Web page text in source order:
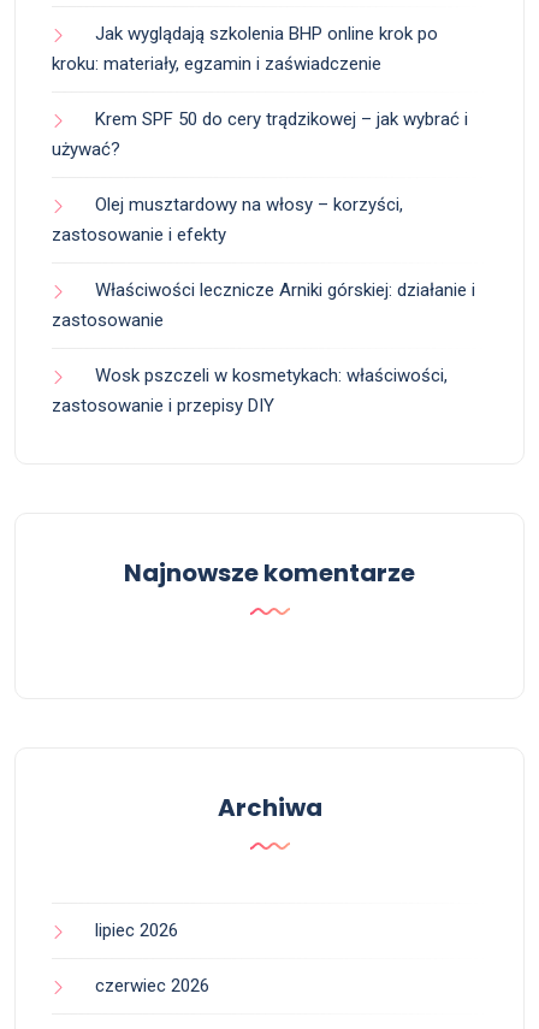
Jak wyglądają szkolenia BHP online krok po
kroku: materiały, egzamin i zaświadczenie
Krem SPF 50 do cery trądzikowej – jak wybrać i
używać?
Olej musztardowy na włosy – korzyści,
zastosowanie i efekty
Właściwości lecznicze Arniki górskiej: działanie i
zastosowanie
Wosk pszczeli w kosmetykach: właściwości,
zastosowanie i przepisy DIY
Najnowsze komentarze
Archiwa
lipiec 2026
czerwiec 2026